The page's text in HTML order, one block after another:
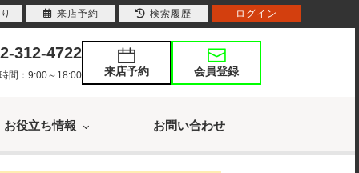
312-4722
間：9:00～18:00 来店予約 会員登録
お役立ち情報 お問い合わせ
来店予約 検索履歴 ログイン